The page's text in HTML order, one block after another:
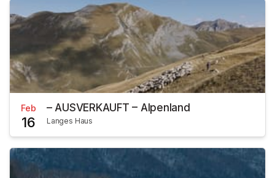
Feb
16
– AUSVERKAUFT – Alpenland
Langes Haus